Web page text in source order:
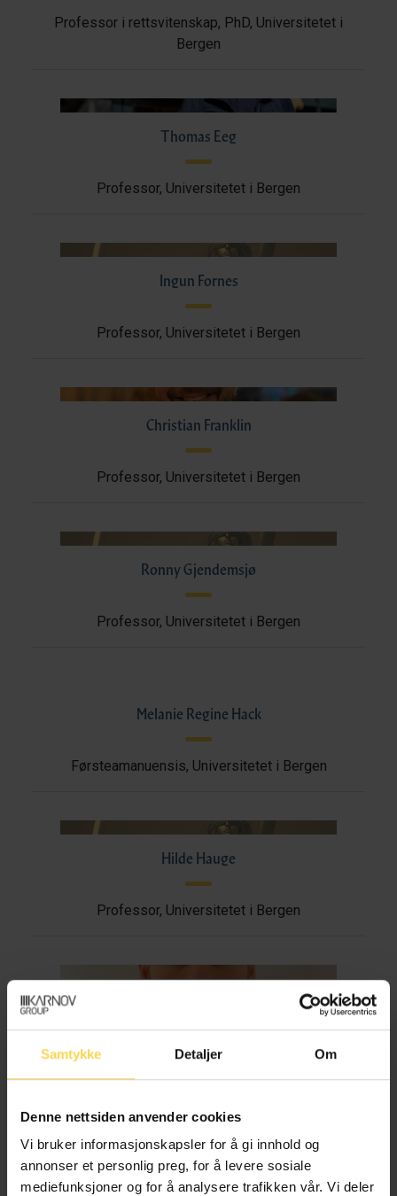
Samtykke Detaljer Om
Denne nettsiden anvender cookies
Vi bruker informasjonskapsler for å gi innhold og
annonser et personlig preg, for å levere sosiale
mediefunksjoner og for å analysere trafikken vår. Vi deler
Professor i rettsvitenskap, PhD, Universitetet i
Bergen
Thomas Eeg
Professor, Universitetet i Bergen
Ingun Fornes
Professor, Universitetet i Bergen
Christian Franklin
Professor, Universitetet i Bergen
Ronny Gjendemsjø
Professor, Universitetet i Bergen
Melanie Regine Hack
Førsteamanuensis, Universitetet i Bergen
Hilde Hauge
Professor, Universitetet i Bergen
Stipendiat, Universitetet i Bergen
Tollef Otterdal Heggen